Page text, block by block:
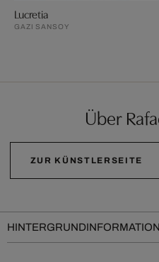
Lucretia
GAZI SANSOY
Über
ZUR KÜNSTLERSEITE